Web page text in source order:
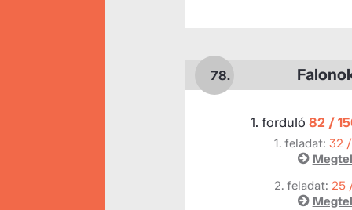
78.
1. forduló 82 /
1. feladat: 32
2. feladat: 25